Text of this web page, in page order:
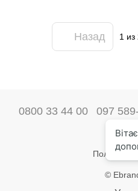
Назад 1из
0800 33 44 00 097
Наши
Полная
©